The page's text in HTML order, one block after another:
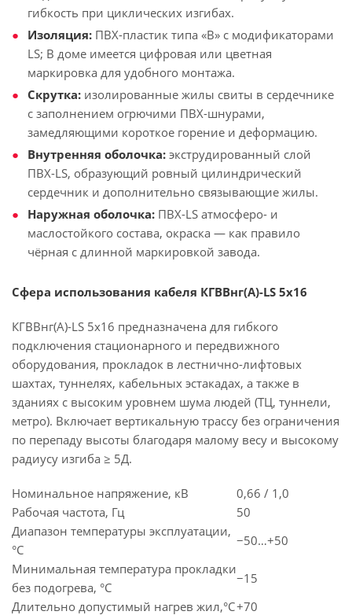
гибкость при циклических изгибах.
Изоляция: ПВХ-пластик типа «В» с модификаторами
LS; В доме имеется цифровая или цветная
маркировка для удобного монтажа.
Скрутка: изолированные жилы свиты в сердечнике
с заполнением огрючими ПВХ-шнурами,
замедляющими короткое горение и деформацию.
Внутренняя оболочка: экструдированный слой
ПВХ-LS, образующий ровный цилиндрический
сердечник и дополнительно связывающие жилы.
Наружная оболочка: ПВХ-LS атмосферо- и
маслостойкого состава, окраска — как правило
чёрная с длинной маркировкой завода.
Сфера использования кабеля КГВВнг(А)-LS 5х16
КГВВнг(А)-LS 5х16 предназначена для гибкого
подключения стационарного и передвижного
оборудования, прокладок в лестнично-лифтовых
шахтах, туннелях, кабельных эстакадах, а также в
зданиях с высоким уровнем шума людей (ТЦ, туннели,
метро). Включает вертикальную трассу без ограничения
по перепаду высоты благодаря малому весу и высокому
радиусу изгиба ≥ 5Д.
Номинальное напряжение, кВ
0,66 / 1,0
Рабочая частота, Гц
50
Диапазон температуры эксплуатации,
°C
−50…+50
Минимальная температура прокладки
без подогрева, °C
−15
Длительно допустимый нагрев жил,°C+70